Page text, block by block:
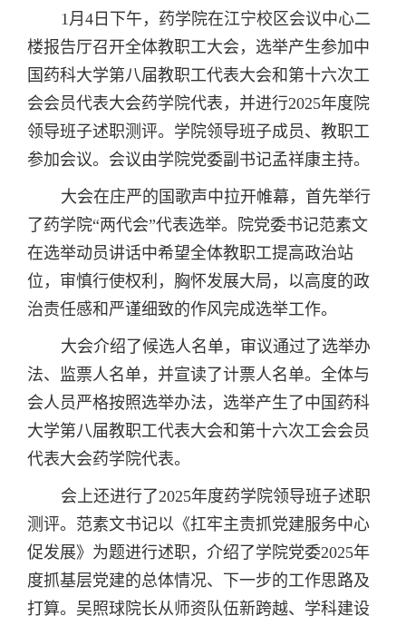
1 月4 日下午，药学院在江宁校区会议中心二
楼报告厅召开全体教职工大会， 选举产生参加中
国药科大学第八届教职工代表大会和第十六次工
会会员代表大会药学院代表 ，并进行2025年度院
领导班子述职测评。 学院领导班子成员、教职工
参加会议。会议由学院党委副 书记孟祥康主持。
大会在庄严的国歌声中拉开帷幕，首先举行
了药学院“两代会”代表选举。院党委书记范素文
在选举动员讲话中希望全体教职工提高政治站
位，审慎行使权利，胸怀发展大局，以高度的政
治责任感和严谨细致的作风完成选举工作。
大会介绍了候选人名单 ， 审议通过了选举办
法、监票人名单，并宣读了计票人名单。全体与
会人员严格按照选举办法，选举产生了中国药科
大学第八届教职工代表大会和第十六次工会会员
代表大会药学院代表。
会上还进行了2025年度药学 院领导班子述职
测评。范素文书记以《扛牢主责抓党建服务中心
促发展》为题进行述职，介绍了学院党委2025年
度抓基层党建的总体情况、 下一步的工作思路及
打算。吴照球院长从师资队伍新跨越、学科建设